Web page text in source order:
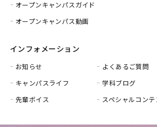
オープンキャンパスガイド
オープンキャンパス動画
インフォメーション
お知らせ
キャンパスライフ
先輩ボイス
よくあるご質問
学科ブログ
スペシャルコンテ